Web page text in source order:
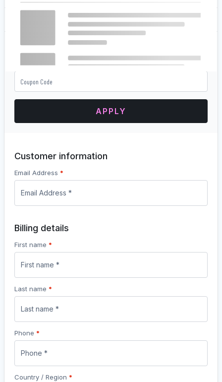
Total
APPLY
Customer information
Email Address *
Billing details
First name *
Last name *
Phone *
Country / Region *